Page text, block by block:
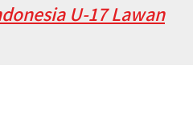
U-17 Lawan